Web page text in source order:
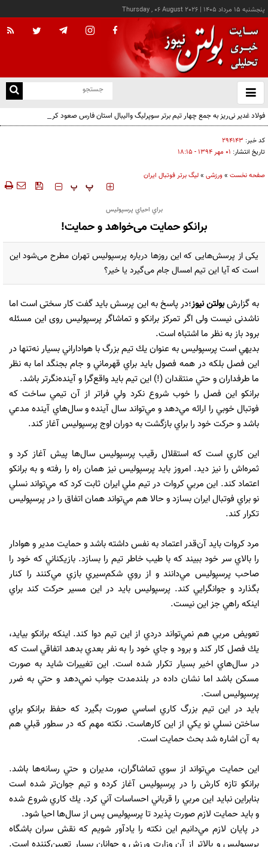
پنجشنبه ۱۵ مرداد ۱۴۰۵ |
Thursday , 06 August 2026
باز
و
فولاد غدیر نی‌ریز به جمع چهار تیم برتر سوپرلیگ والیبال استان فارس صعود کرد
کد خبر: ۲۹۴۱۴۳
تاریخ انتشار: ۰۱ مهر ۱۳۹۴ - ۱۸:۱۵
صفحه نخست »ورزشی »لیگ برتر فوتبال ایران
‍‍‍ پ پ
براي احياي پرسپوليس
برانکو حمایت می‌خواهد و حمایت!
یکی از پرسش‌هایی که این روزها درباره پرسپولیس تهران مطرح می‌شود این
است که آیا این تیم امسال جام می‌گیرد یا خیر؟
به گزارشبولتن نیوز؛در پاسخ به این پرسش باید گفت کار سختی است اما
ناشدنی نیست ولی اگر تمرکز برانکو و تماشاگر پرسپولیس روی این مسئله
برود باز به نظر ما اشتباه است.
بديهي است پرسپوليس به عنوان يك تيم بزرگ با هواداراني بسيار نه‌تنها در
اين فصل بلكه در همه فصول بايد براي قهرماني و جام بجنگد اما به نظر
ما طرفداران و حتي منتقدان (!) اين تيم بايد واقع‌گرا و آينده‌نگرتر باشد.
برانكو اين فصل را خوب شروع نكرد ولي فراتر از آن تيمي ساخت كه
فوتبال خوبي را ارائه مي‌دهد و مي‌تواند سال آينده و سال‌هاي آينده مدعي
باشد و حركت خود را براي بازگشت به دوران اوج پرسپوليس آغاز كند.
اين كاري است كه استقلال رقيب پرسپوليس سال‌ها پيش آغاز كرد و
ثمره‌اش را نيز ديد. امروز بايد پرسپوليس نيز همان راه را رفته و به برانكو
اعتماد كند. اين مربي كروات در تيم ملي ايران ثابت كرد كه مي‌تواند نسلي
نو براي فوتبال ايران بسازد و حالا هم مي‌تواند همان اتفاق را در پرسپوليس
تكرار كند.
مرد كروات بايد آن‌قدر اعتماد به نفس داشته باشد و حمايت مدير و هوادار
را بالاي سر خود ببيند كه با طيب خاطر تيم را بسازد. بازيكناني كه خود را
صاحب پرسپوليس مي‌دانند و از روي شكم‌سيري بازي مي‌كنند را كنار
بگذارد و جوانگرايي كند. پرسپوليس بايد در اين مسير حركت كند براي
اينكه راهي جز اين نيست.
تعويض مربي هم نمي‌تواند دردي از اين تيم دوا كند. اينكه برانكو بيايد،
يك فصل كار كند و برود و جاي خود را به نفر بعدي بدهد اتفاقي است كه
در سال‌هاي اخير بسيار تكرار شده است. اين تغييرات شايد به صورت
مسكن باشد اما نشان داده در بلندمدت جواب نمي‌دهد و حتي به ضرر
پرسپوليس است.
بايد در اين تيم بزرگ كاري اساسي صورت بگيرد كه حفظ برانكو براي
ساختن نسلي نو يكي از اين كارهاست. نكته مهم كه در سطور قبلي هم
به آن اشاره شد بحث حمايت است.
اين حمايت مي‌تواند از سوي تماشاگران، مديران و حتي رسانه‌ها باشد.
برانكو تازه كارش را در پرسپوليس آغاز كرده و تيم جوان‌تر شده است
بنابراين نبايد اين مربي را قرباني احساسات آني كرد. يك كاري شروع شده
و بايد حمايت لازم صورت پذيرد تا پرسپوليس پس از سال‌ها احيا شود.
در پايان لازم مي‌دانيم اين نكته را يادآور شويم كه نقش سران باشگاه